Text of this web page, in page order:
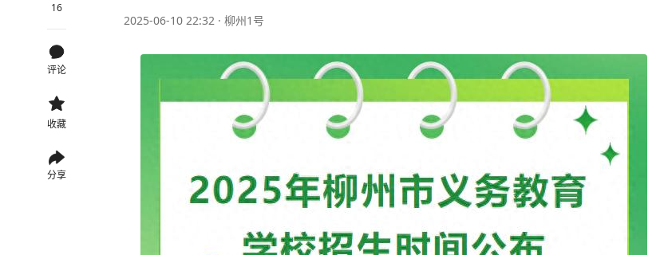
16
评论
收藏
分享
2025-06-10 22:32 · 柳州1号